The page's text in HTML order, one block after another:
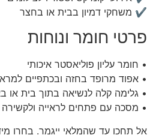
✔ משחקי דמיון בבית או בחצר
פרטי חומר ונוחות
• חומר עליון פוליאסטר איכותי
• אפוד מרופד בחזה ובכתפיים
• גלימה קלה לנשיאה בתוך בית או
• מסכה עם פתחים לראייה ולקשירה